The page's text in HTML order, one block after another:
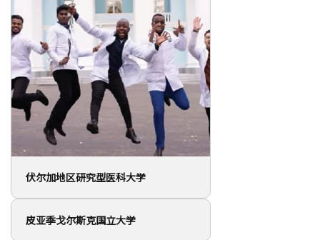
伏尔加地区研究型医科大学
皮亚季戈尔斯克国立大学
© HEDCLUB 2026
Higher Education Discovery – 份关于俄罗斯教育的多语种杂志外
国申请人指南
联系人
+7 (8362) 72-02-62